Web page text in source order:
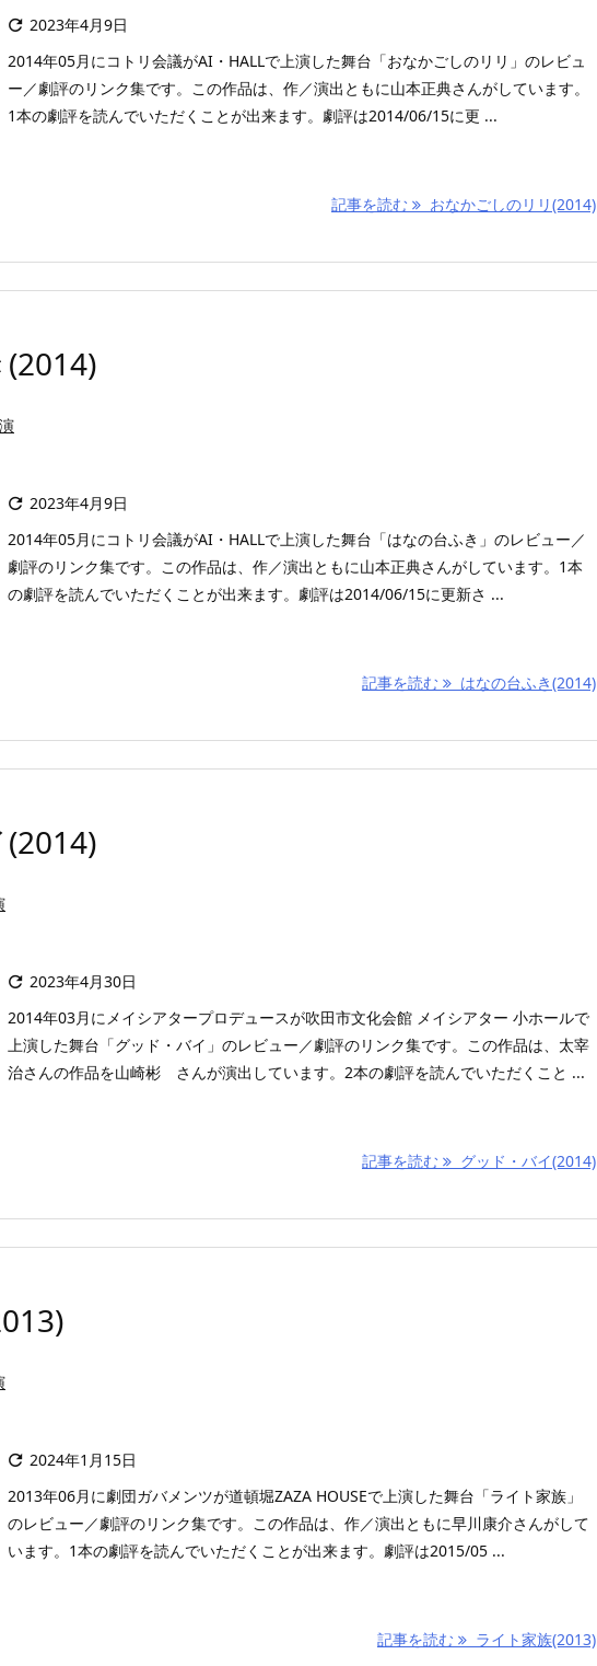
 2023年4月9日
2014年05月にコトリ会議がAI・HALLで上演した舞台「おなかごしのリリ」のレビュ
ー／劇評のリンク集です。この作品は、作／演出ともに山本正典さんがしています。
1本の劇評を読んでいただくことが出来ます。劇評は2014/06/15に更 ...
記事を読む おなかごしのリリ(2014)
 2023年4月9日
2014年05月にコトリ会議がAI・HALLで上演した舞台「はなの台ふき」のレビュー／
劇評のリンク集です。この作品は、作／演出ともに山本正典さんがしています。1本
の劇評を読んでいただくことが出来ます。劇評は2014/06/15に更新さ ...
記事を読む はなの台ふき(2014)
 2023年4月30日
2014年03月にメイシアタープロデュースが吹田市文化会館 メイシアター 小ホールで
上演した舞台「グッド・バイ」のレビュー／劇評のリンク集です。この作品は、太宰
治さんの作品を山崎彬 さんが演出しています。2本の劇評を読んでいただくこと ...
記事を読む グッド・バイ(2014)
 2024年1月15日
2013年06月に劇団ガバメンツが道頓堀ZAZA HOUSEで上演した舞台「ライト家族」
のレビュー／劇評のリンク集です。この作品は、作／演出ともに早川康介さんがして
います。1本の劇評を読んでいただくことが出来ます。劇評は2015/05 ...
記事を読む ライト家族(2013)